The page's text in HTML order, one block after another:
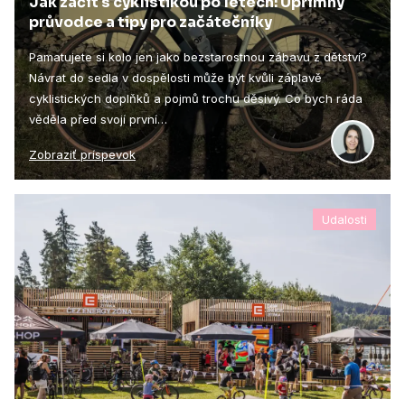
průvodce a tipy pro začátečníky
Pamatujete si kolo jen jako bezstarostnou zábavu z dětství?
Návrat do sedla v dospělosti může být kvůli záplavě
cyklistických doplňků a pojmů trochu děsivý. Co bych ráda
věděla před svojí první…
Zobraziť príspevok
Udalosti